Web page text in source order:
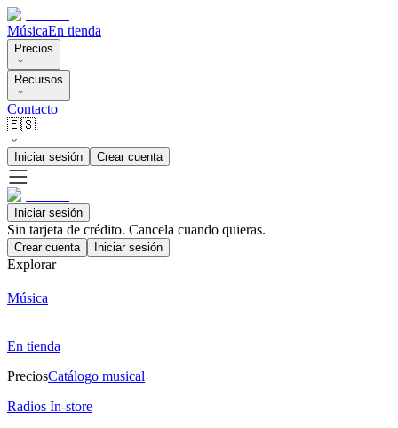
MúsicaEn tienda
Precios
Recursos
Contacto
🇪🇸
Iniciar sesión Crear cuenta
Iniciar sesión
Sin tarjeta de crédito. Cancela cuando quieras.
Crear cuenta Iniciar sesión
Explorar
Música
En tienda
PreciosCatálogo musical
Radios In-store